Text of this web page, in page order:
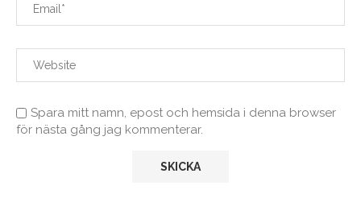
Spara mitt namn, epost och hemsida i denna browser
för nästa gång jag kommenterar.